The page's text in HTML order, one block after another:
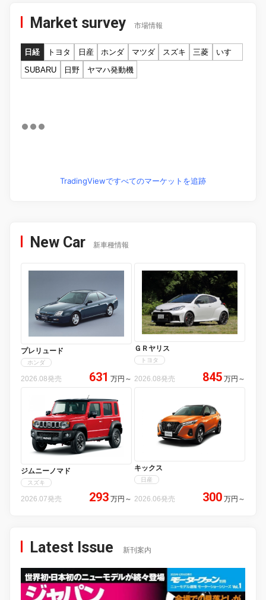
Market survey 市場情報
日経 トヨタ 日産 ホンダ マツダ スズキ 三菱
いすゞ
SUBARU
日野 ヤマハ発動機
TradingViewですべてのマーケットを追跡
New Car 新車種情報
プレリュード
ホンダ
2026.08発売 631 万円 ～
ＧＲヤリス
トヨタ
2026.08発売 845 万円 ～
ジムニーノマド
スズキ
2026.07発売 293 万円 ～
キックス
日産
2026.06発売 300 万円 ～
Latest Issue 新刊案内